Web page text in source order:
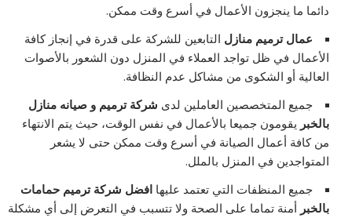
دائما ما ينجزون الأعمال في أسرع وقت ممكن.
عمال ترميم منازل التابعين للشركة على قدرة في إنجاز كافة
الأعمال في ظل تواجد العملاء في المنزل دون الشعور بالأصوات
العالية أو الشكوى من مشاكل عدم النظافة.
جميع المتخصصين العاملين لدى شركة ترميم و صيانه منازل
بالخبر يقومون جميعا بالأعمال في نفس الوقت، حيث يتم الانتهاء
من كافة أعمال الصيانة في أسرع وقت ممكن حتى لا يشعر
المتواجدين في المنزل بالملل.
جميع المنظفات التي تعتمد عليهاافضل شركة ترميم حمامات
بالخبرأمنة تماما على الصحة ولا تتسبب في التعرض إلى أي مشكلة